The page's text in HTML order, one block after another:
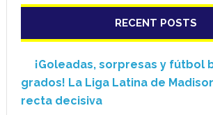
RECENT POSTS
¡Goleadas, sorpresas y fútbol
grados! La Liga Latina de
recta decisiva